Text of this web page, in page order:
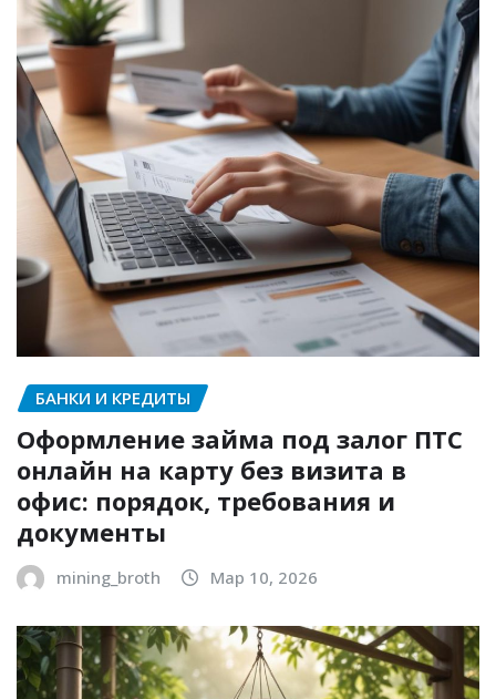
БАНКИ И КРЕДИТЫ
Оформление займа под залог ПТС
онлайн на карту без визита в
офис: порядок, требования и
документы
mining_broth Мар 10, 2026